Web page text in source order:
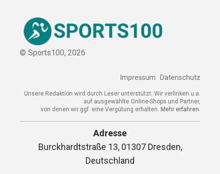
© Sports100, 2026
Impressum Datenschutz
Unsere Redaktion wird durch Leser unterstützt. Wir verlinken u.a.
auf ausgewählte Online-Shops und Partner,
von denen wir ggf. eine Vergütung erhalten. Mehr erfahren.
Adresse
Burckhardtstraße 13, 01307 Dresden,
Deutschland